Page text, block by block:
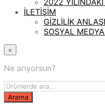
2022
İLETİŞİM
GİZLİLİK
SOSYAL
×
Ne arıyorsun?